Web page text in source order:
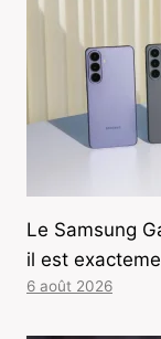
Le Samsung
il est
6 août 2026